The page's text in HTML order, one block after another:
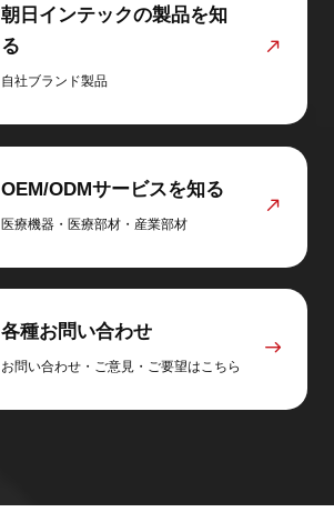
朝日インテックの製品を知
る
自社ブランド製品
OEM/ODMサービスを知る
医療機器・医療部材・産業部材
各種お問い合わせ
お問い合わせ・ご意見・ご要望はこちら